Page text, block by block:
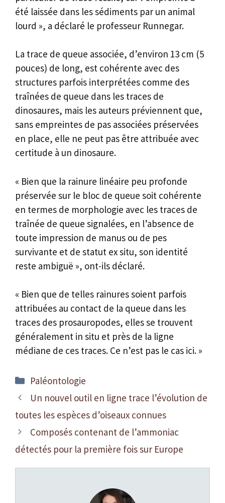
été laissée dans les sédiments par un animal
lourd », a déclaré le professeur Runnegar.
La trace de queue associée, d’environ 13 cm (5
pouces) de long, est cohérente avec des
structures parfois interprétées comme des
traînées de queue dans les traces de
dinosaures, mais les auteurs préviennent que,
sans empreintes de pas associées préservées
en place, elle ne peut pas être attribuée avec
certitude à un dinosaure.
« Bien que la rainure linéaire peu profonde
préservée sur le bloc de queue soit cohérente
en termes de morphologie avec les traces de
traînée de queue signalées, en l’absence de
toute impression de manus ou de pes
survivante et de statut ex situ, son identité
reste ambiguë », ont-ils déclaré.
« Bien que de telles rainures soient parfois
attribuées au contact de la queue dans les
traces des prosauropodes, elles se trouvent
généralement in situ et près de la ligne
médiane de ces traces. Ce n’est pas le cas ici. »
Catégories
Paléontologie
Un nouvel outil en ligne trace l’évolution de
toutes les espèces d’oiseaux connues
Composés contenant de l’ammoniac
détectés pour la première fois sur Europe